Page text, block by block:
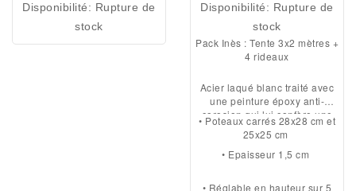
PANIER
Disponibilité: Rupture de
stock
PANIER
Disponibilité: Rupture de
stock
Pack Inès : Tente 3x2 mètres +
4 rideaux
Acier laqué blanc traité avec
une peinture époxy anti-
corosion qui lui confère une
plus grande résistance aux
chocs et aux rayures.
• Poteaux carrés 28x28 cm et
25x25 cm
• Epaisseur 1,5 cm
• Réglable en hauteur sur 5